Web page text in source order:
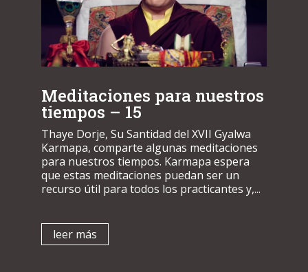
Meditaciones para nuestros
tiempos – 15
Thaye Dorje, Su Santidad del XVII Gyalwa
Karmapa, comparte algunas meditaciones
para nuestros tiempos. Karmapa espera
que estas meditaciones puedan ser un
recurso útil para todos los practicantes y,...
leer más